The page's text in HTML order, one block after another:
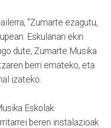
"Zumarte ezagutu,
Eskulanari ekin
dute, Zumarte Musika
berri emateko, eta
izateko.
Eskolak
beren instalazioak